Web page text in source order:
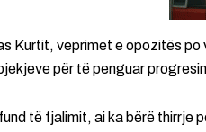
Kurtit, veprimet e opozitës po
për të penguar
të fjalimit, ai ka bërë thirrje